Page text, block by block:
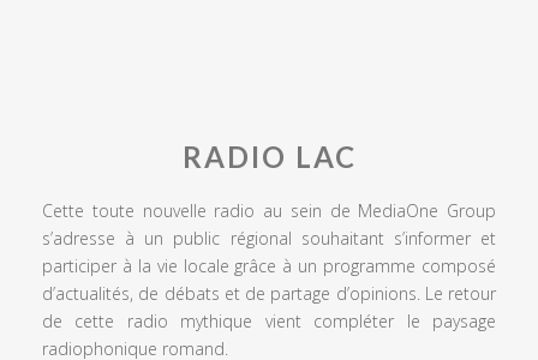
RADIO LAC
Cette toute nouvelle radio au sein de MediaOne Group
s’adresse à un public régional souhaitant s’informer et
participer à la vie locale grâce à un programme composé
d’actualités, de débats et de partage d’opinions. Le retour
de cette radio mythique vient compléter le paysage
radiophonique romand.